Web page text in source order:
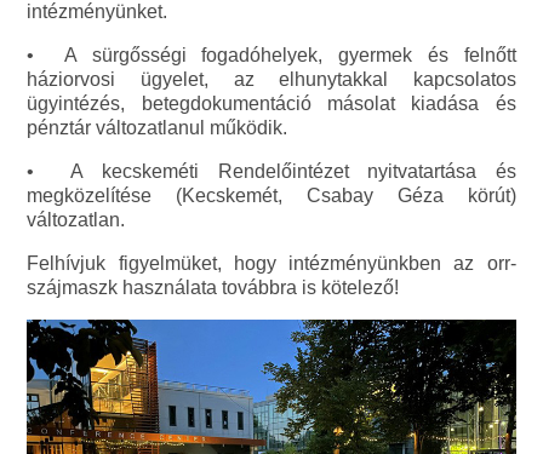
intézményünket.
• A sürgősségi fogadóhelyek, gyermek és felnőtt
háziorvosi ügyelet, az elhunytakkal kapcsolatos
ügyintézés, betegdokumentáció másolat kiadása és
pénztár változatlanul működik.
• A kecskeméti Rendelőintézet nyitvatartása és
megközelítése (Kecskemét, Csabay Géza körút)
változatlan.
Felhívjuk figyelmüket, hogy intézményünkben az orr-
szájmaszk használata továbbra is kötelező!